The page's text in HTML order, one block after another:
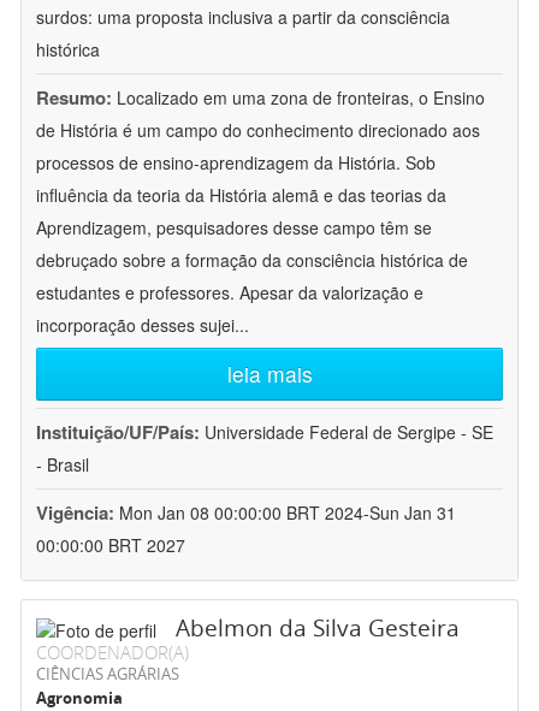
surdos: uma proposta inclusiva a partir da consciência
histórica
Resumo: Localizado em uma zona de fronteiras, o Ensino
de História é um campo do conhecimento direcionado aos
processos de ensino-aprendizagem da História. Sob
influência da teoria da História alemã e das teorias da
Aprendizagem, pesquisadores desse campo têm se
debruçado sobre a formação da consciência histórica de
estudantes e professores. Apesar da valorização e
incorporação desses sujei...
leia mais
Instituição/UF/País: Universidade Federal de Sergipe - SE
- Brasil
Vigência: Mon Jan 08 00:00:00 BRT 2024-Sun Jan 31
00:00:00 BRT 2027
Abelmon da Silva Gesteira
COORDENADOR(A)
CIÊNCIAS AGRÁRIAS
Agronomia